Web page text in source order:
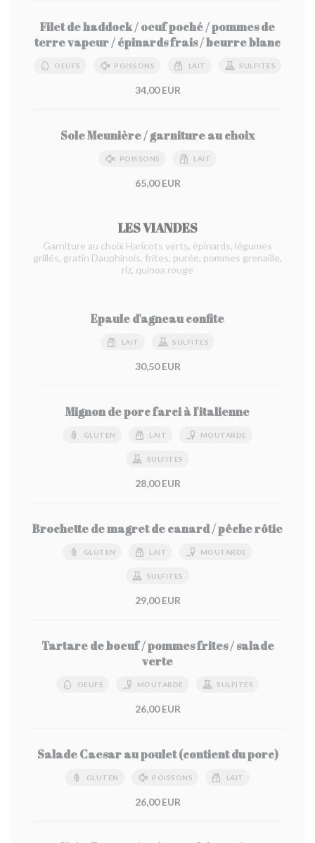
Filet de haddock / oeuf poché / pommes de
terre vapeur / épinards frais / beurre blanc
OEUFS POISSONS LAIT SULFITES
34,00 EUR
Sole Meunière / garniture au choix
POISSONS LAIT
65,00 EUR
LES VIANDES
Garniture au choix Haricots verts, épinards, légumes
grillés, gratin Dauphinois, frites, purée, pommes grenaille,
riz, quinoa rouge
Epaule d'agneau confite
LAIT SULFITES
30,50 EUR
Mignon de porc farci à l'italienne
GLUTEN LAIT MOUTARDE
SULFITES
28,00 EUR
Brochette de magret de canard / pêche rôtie
GLUTEN LAIT MOUTARDE
SULFITES
29,00 EUR
Tartare de boeuf / pommes frites / salade
verte
OEUFS MOUTARDE SULFITES
26,00 EUR
Salade Caesar au poulet (contient du porc)
GLUTEN POISSONS LAIT
26,00 EUR